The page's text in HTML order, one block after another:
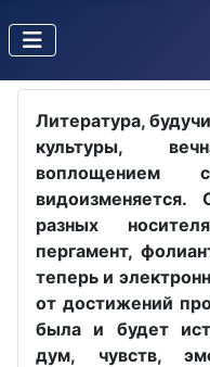
Литература,
культуры,
воплощением
разных
пергамент,
теперь и
от достижений
была и будет
дум, чувств,